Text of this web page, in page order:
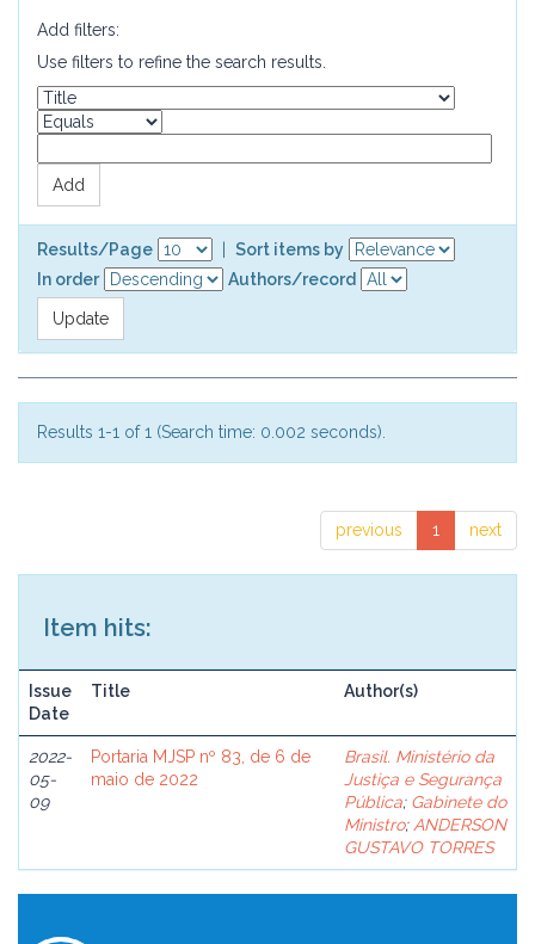
Add filters:
Use filters to refine the search results.
Results/Page
Sort items by
In order
Authors/record
Results 1-1 of 1 (Search time: 0.002 seconds).
previous 1 next
Item hits:
Issue
Date
Title Author(s)
2022-
05-
09
Portaria MJSP nº 83, de 6 de
maio de 2022
Brasil. Ministério da
Justiça e Segurança
Pública; Gabinete do
Ministro; ANDERSON
GUSTAVO TORRES